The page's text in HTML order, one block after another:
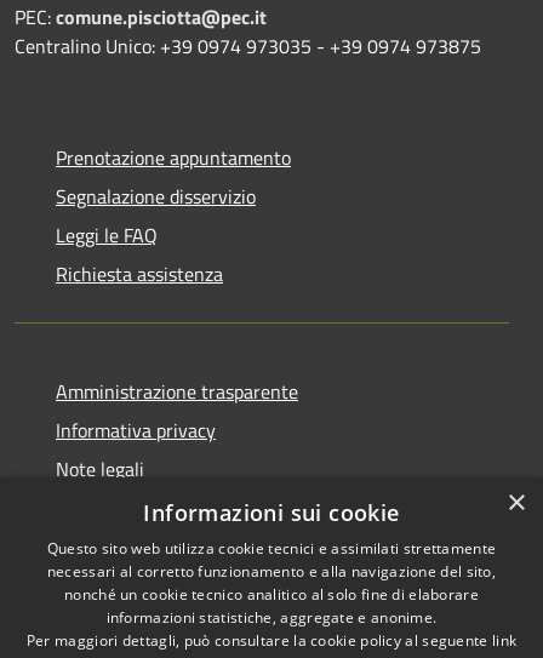
PEC:comune.pisciotta@pec.it
Centralino Unico: +39 0974 973035 - +39 0974 973875
Prenotazione appuntamento
Segnalazione disservizio
Leggi le FAQ
Richiesta assistenza
Amministrazione trasparente
Informativa privacy
Note legali
Dichiarazione di accessibilità
RSS
Copyright © 2026 • Comune di
×
Informazioni sui cookie
Questo sito web utilizza cookie tecnici e assimilati strettamente
necessari al corretto funzionamento e alla navigazione del sito,
nonché un cookie tecnico analitico al solo fine di elaborare
informazioni statistiche, aggregate e anonime.
Per maggiori dettagli, può consultare la cookie policy al seguente link